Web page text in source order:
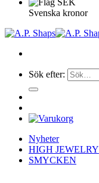
Svenska kronor
Sök efter:
Nyheter
HIGH JEWELRY
SMYCKEN